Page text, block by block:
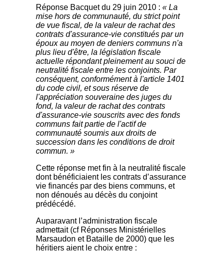
Réponse Bacquet du 29 juin 2010 : « La
mise hors de communauté, du strict point
de vue fiscal, de la valeur de rachat des
contrats d'assurance-vie constitués par un
époux au moyen de deniers communs n'a
plus lieu d'être, la législation fiscale
actuelle répondant pleinement au souci de
neutralité fiscale entre les conjoints. Par
conséquent, conformément à l'article 1401
du code civil, et sous réserve de
l'appréciation souveraine des juges du
fond, la valeur de rachat des contrats
d'assurance-vie souscrits avec des fonds
communs fait partie de l'actif de
communauté soumis aux droits de
succession dans les conditions de droit
commun. »
Cette réponse met fin à la neutralité fiscale
dont bénéficiaient les contrats d’assurance
vie financés par des biens communs, et
non dénoués au décès du conjoint
prédécédé.
Auparavant l’administration fiscale
admettait (cf Réponses Ministérielles
Marsaudon et Bataille de 2000) que les
héritiers aient le choix entre :